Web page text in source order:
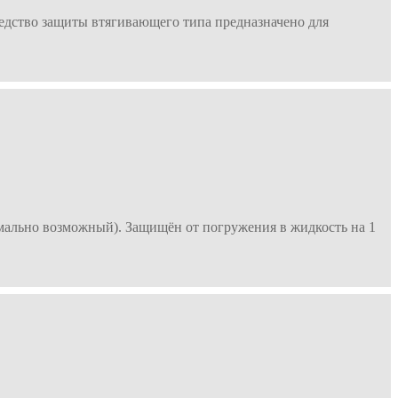
защиты втягивающего типа предназначено для
возможный). Защищён от погружения в жидкость на 1